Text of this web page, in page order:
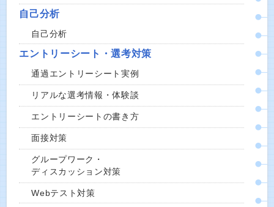
自己分析
自己分析
エントリーシート・選考対策
通過エントリーシート実例
リアルな選考情報・体験談
エントリーシートの書き方
面接対策
グループワーク・
ディスカッション対策
Webテスト対策